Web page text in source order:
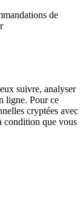
de
suivre, analyser
ligne. Pour ce
cryptées avec
condition que vous